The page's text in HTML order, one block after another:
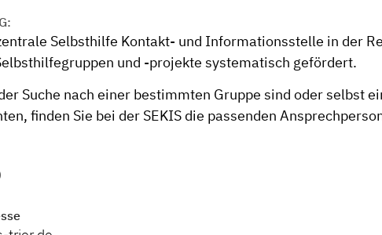
Selbsthilfe Kontakt- und Informationsstelle in der
und -projekte systematisch gefördert.
Suche nach einer bestimmten Gruppe sind oder selbst
finden Sie bei der SEKIS die passenden